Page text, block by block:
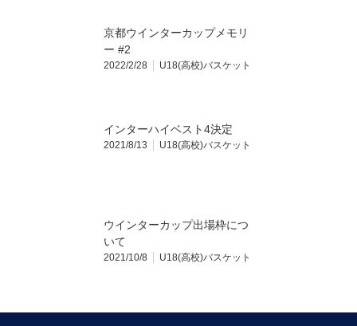
京都ウインターカップメモリ
ー #2
2022/2/28 U18(高校)バスケット
インターハイベスト4決定
2021/8/13 U18(高校)バスケット
ウインターカップ出場枠につ
いて
2021/10/8 U18(高校)バスケット